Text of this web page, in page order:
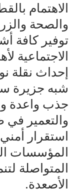
الاهتمام
والصحة
توفير كافة
الاجتماعية
إحداث نقلة
شبه جزيرة
جذب واعدة
والتعمير
استقرار
المؤسسات
المتواصلة
الأصعدة.